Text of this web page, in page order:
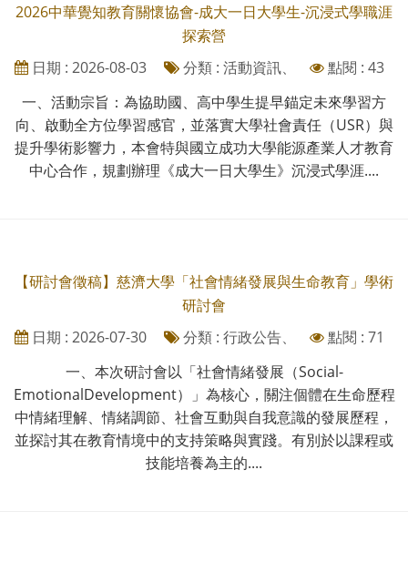
2026中華覺知教育關懷協會-成大一日大學生-沉浸式學職涯
探索營
日期 : 2026-08-03
分類 : 活動資訊、
點閱 : 43
一、活動宗旨：為協助國、高中學生提早錨定未來學習方
向、啟動全方位學習感官，並落實大學社會責任（USR）與
提升學術影響力，本會特與國立成功大學能源產業人才教育
中心合作，規劃辦理《成大一日大學生》沉浸式學涯....
【研討會徵稿】慈濟大學「社會情緒發展與生命教育」學術
研討會
日期 : 2026-07-30
分類 : 行政公告、
點閱 : 71
一、本次研討會以「社會情緒發展（Social-
EmotionalDevelopment）」為核心，關注個體在生命歷程
中情緒理解、情緒調節、社會互動與自我意識的發展歷程，
並探討其在教育情境中的支持策略與實踐。有別於以課程或
技能培養為主的....